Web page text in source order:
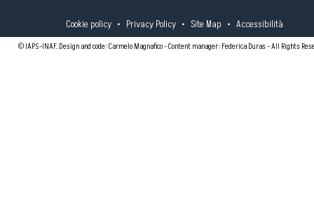
Cookie policy • Privacy Policy • Site Map • Accessibilità
© IAPS-INAF. Design and code: Carmelo Magnafico - Content manager: Federica Duras - All Rights